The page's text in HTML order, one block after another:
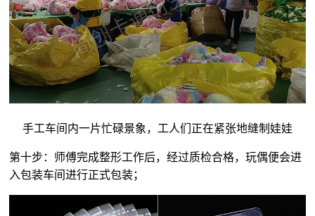
手工车间内一片忙碌景象，工人们正在紧张地缝制娃娃
第十步：师傅完成整形工作后，经过质检合格，玩偶便会进
入包装车间进行正式包装；